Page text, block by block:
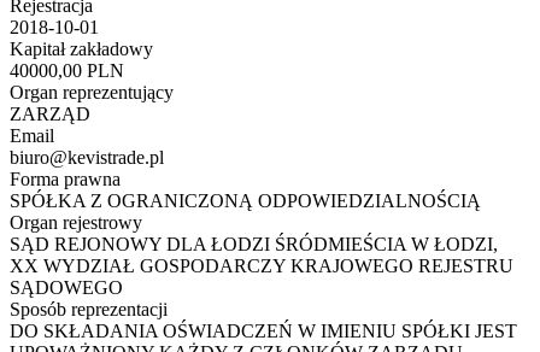
Rejestracja
2018-10-01
Kapitał zakładowy
40000,00 PLN
Organ reprezentujący
ZARZĄD
Email
biuro@kevistrade.pl
Forma prawna
SPÓŁKA Z OGRANICZONĄ ODPOWIEDZIALNOŚCIĄ
Organ rejestrowy
SĄD REJONOWY DLA ŁODZI ŚRÓDMIEŚCIA W ŁODZI,
XX WYDZIAŁ GOSPODARCZY KRAJOWEGO REJESTRU
SĄDOWEGO
Sposób reprezentacji
DO SKŁADANIA OŚWIADCZEŃ W IMIENIU SPÓŁKI JEST